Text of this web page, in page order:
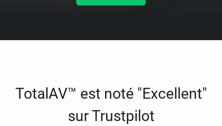
TotalAV™ est noté "Excellent"
sur Trustpilot